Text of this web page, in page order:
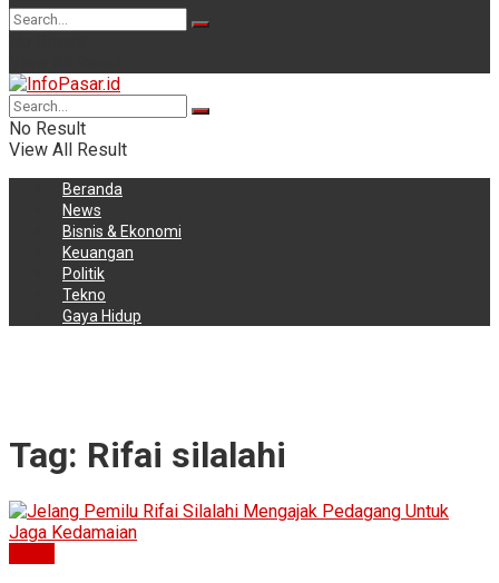
No Result
View All Result
Beranda
News
Bisnis & Ekonomi
Keuangan
Politik
Tekno
Gaya Hidup
Tag: Rifai silalahi